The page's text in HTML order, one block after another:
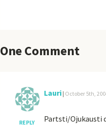
One Comment
REPLY
Lauri | October 5th,
Partsti/Ojukausti